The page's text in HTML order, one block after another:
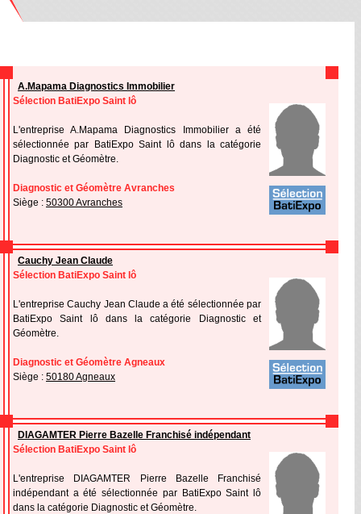
A.Mapama Diagnostics Immobilier
Sélection BatiExpo Saint lô
L'entreprise A.Mapama Diagnostics Immobilier a été
sélectionnée par BatiExpo Saint lô dans la catégorie
Diagnostic et Géomètre.
Diagnostic et Géomètre Avranches
Siège : 50300 Avranches
Cauchy Jean Claude
Sélection BatiExpo Saint lô
L'entreprise Cauchy Jean Claude a été sélectionnée par
BatiExpo Saint lô dans la catégorie Diagnostic et
Géomètre.
Diagnostic et Géomètre Agneaux
Siège : 50180 Agneaux
DIAGAMTER Pierre Bazelle Franchisé indépendant
Sélection BatiExpo Saint lô
L'entreprise DIAGAMTER Pierre Bazelle Franchisé
indépendant a été sélectionnée par BatiExpo Saint lô
dans la catégorie Diagnostic et Géomètre.